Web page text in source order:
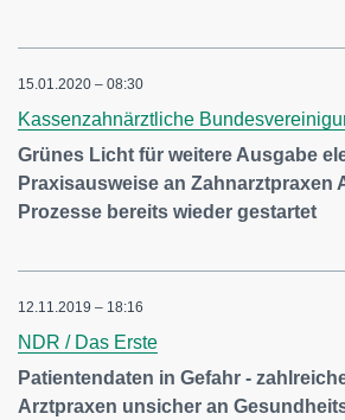
15.01.2020 – 08:30
Kassenzahnärztliche
Grünes Licht für weitere Ausgabe
Praxisausweise an Zahnarztpraxen
Prozesse bereits wieder gestartet
12.11.2019 – 18:16
NDR / Das Erste
Patientendaten in Gefahr -
Arztpraxen unsicher an